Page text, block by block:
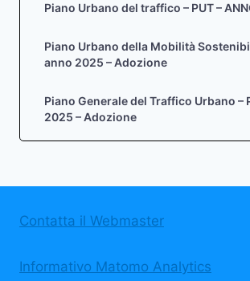
Piano Urbano del traffico – PUT –
Piano Urbano della Mobilità
anno 2025 – Adozione
Piano Generale del Traffico Urbano –
2025 – Adozione
Contatta il Webmaster
Informativo Matomo Analytics